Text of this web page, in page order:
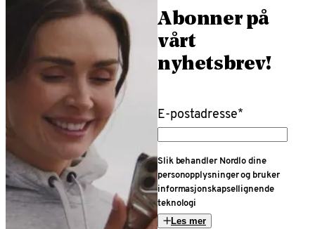
Abonner på
vårt
nyhetsbrev!
E-postadresse*
Slik behandler Nordlo dine
personopplysninger og bruker
informasjonskapsellignende
teknologi
Les mer